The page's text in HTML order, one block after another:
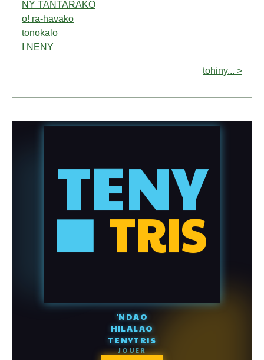
NY TANTARAKO
o! ra-havako
tonokalo
I NENY
tohiny... >